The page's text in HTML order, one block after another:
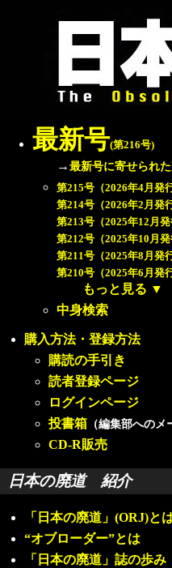
最新号(第216号)
→最新号に寄せられ
第215号（2026年4月発行
第214号（2026年2月発行
第213号（2025年12月発
第212号（2025年10月発
第211号（2025年8月発行
第210号（2025年6月発行
もっと見る ▼
中身検索
購入方法・登録方法
購読の手引き
読者登録ページ
ログインページ
投書箱 （編集部へのメ
CD-R販売
日本の廃道 紹介
「日本の廃道」(ORJ)と
“オブローダー”とは
「日本の廃道」誌の歩み